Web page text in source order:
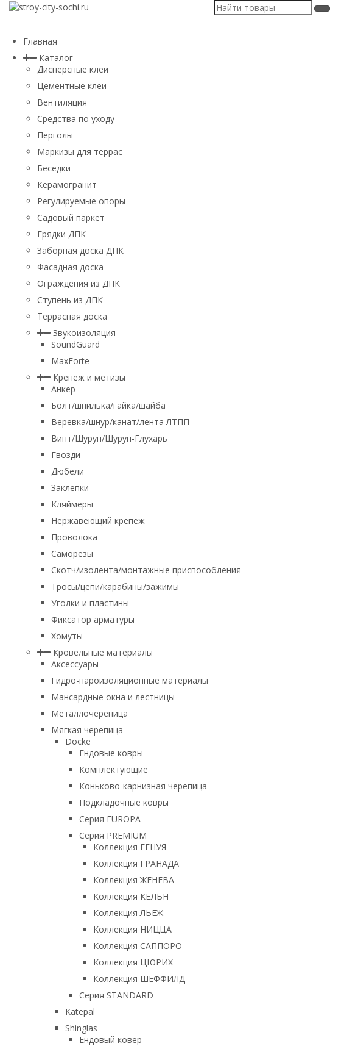
Главная
Каталог
Дисперсные клеи
Цементные клеи
Вентиляция
Средства по уходу
Перголы
Маркизы для террас
Беседки
Керамогранит
Регулируемые опоры
Садовый паркет
Грядки ДПК
Заборная доска ДПК
Фасадная доска
Ограждения из ДПК
Ступень из ДПК
Террасная доска
Звукоизоляция
SoundGuard
MaxForte
Крепеж и метизы
Анкер
Болт/шпилька/гайка/шайба
Веревка/шнур/канат/лента ЛТПП
Винт/Шуруп/Шуруп-Глухарь
Гвозди
Дюбели
Заклепки
Кляймеры
Нержавеющий крепеж
Проволока
Саморезы
Скотч/изолента/монтажные приспособления
Тросы/цепи/карабины/зажимы
Уголки и пластины
Фиксатор арматуры
Хомуты
Кровельные материалы
Аксессуары
Гидро-пароизоляционные материалы
Мансардные окна и лестницы
Металлочерепица
Мягкая черепица
Docke
Ендовые ковры
Комплектующие
Коньково-карнизная черепица
Подкладочные ковры
Серия EUROPA
Серия PREMIUM
Коллекция ГЕНУЯ
Коллекция ГРАНАДА
Коллекция ЖЕНЕВА
Коллекция КЁЛЬН
Коллекция ЛЬЕЖ
Коллекция НИЦЦА
Коллекция САППОРО
Коллекция ЦЮРИХ
Коллекция ШЕФФИЛД
Серия STANDARD
Katepal
Shinglas
Ендовый ковер